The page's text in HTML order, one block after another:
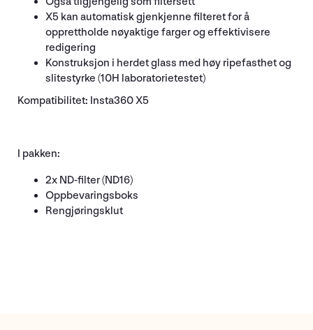
X5 kan automatisk gjenkjenne filteret for å
opprettholde nøyaktige farger og effektivisere
redigering
Konstruksjon i herdet glass med høy ripefasthet og
slitestyrke (10H laboratorietestet)
Kompatibilitet: Insta360 X5
I pakken:
2x ND-filter (ND16)
Oppbevaringsboks
Rengjøringsklut